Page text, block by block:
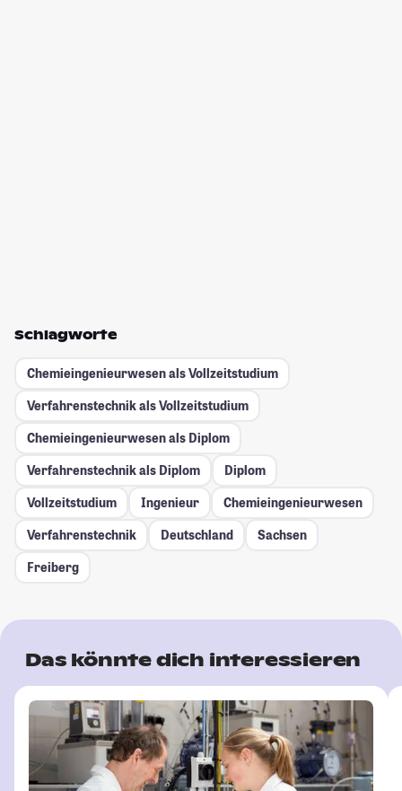
Schlagworte
Chemieingenieurwesen als Vollzeitstudium
Verfahrenstechnik als Vollzeitstudium
Chemieingenieurwesen als Diplom
Verfahrenstechnik als Diplom
Diplom
Vollzeitstudium
Ingenieur
Chemieingenieurwesen
Verfahrenstechnik
Deutschland
Sachsen
Freiberg
Das könnte dich interessieren